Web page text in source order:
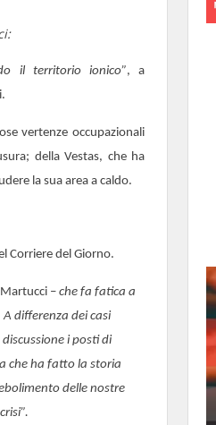
il territorio ionico”, a
vertenze occupazionali
della Vestas, che ha
la sua area a caldo.
Corriere del Giorno.
– che fa fatica a
differenza dei casi
i posti di
che ha fatto la storia
delle nostre